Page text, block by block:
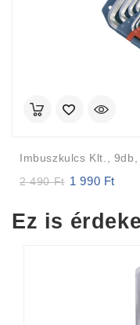
2 490Ft Original
2
1 990 Ft
1
Ez is